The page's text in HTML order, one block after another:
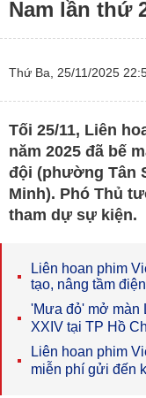
Nam lần thứ
Thứ Ba, 25/11/2025
Tối 25/11, Liên
năm 2025 đã bế
đội (phường Tân
Minh). Phó Thủ
tham dự sự kiện.
Liên hoan phim
tạo, nâng tầm
'Mưa đỏ' mở màn
XXIV tại TP Hồ
Liên hoan phim
miễn phí gửi đến